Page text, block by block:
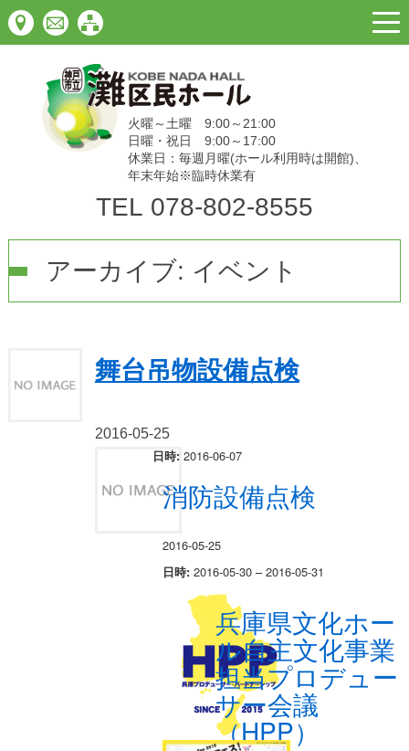
火曜～土曜 9:00～21:00
日曜・祝日 9:00～17:00
休業日：毎週月曜(ホール利用時は開館)、
年末年始※臨時休業有
TEL 078-802-8555
アーカイブ: イベント
舞台吊物設備点検
2016-05-25
日時: 2016-06-07
消防設備点検
2016-05-25
日時: 2016-05-30 – 2016-05-31
兵庫県文化ホー
ル自主文化事業
担当プロデュー
サー会議
（HPP）